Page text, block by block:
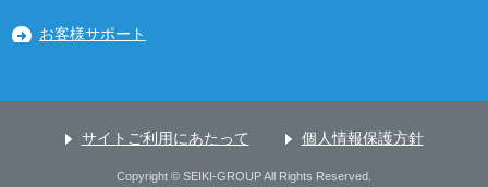
お客様サポート
サイトご利用にあたって 個人情報保護方針
Copyright © SEIKI-GROUP All Rights Reserved.